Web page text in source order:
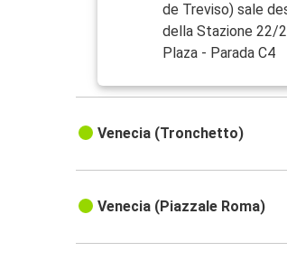
de Treviso) sale
della Stazione 22/
Plaza - Parada C4
Venecia (Tronchetto)
Venecia (Piazzale Roma)